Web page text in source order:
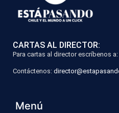
CARTAS AL DIRECTOR:
Para cartas al director escríbenos a:
Contáctenos:
Menú